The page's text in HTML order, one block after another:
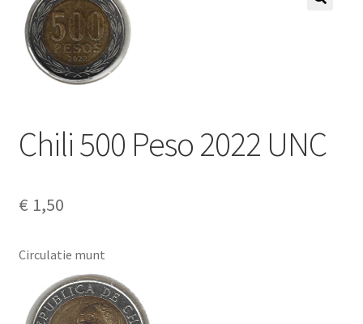
Winkelmand
Afrekenen
Alg. voorw.
Chili 500 Peso 2022 UNC
€ 1,50
Circulatie munt